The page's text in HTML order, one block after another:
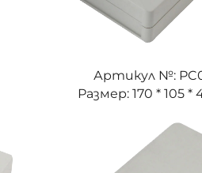
Артикул №:
Размер: 170 * 105 *